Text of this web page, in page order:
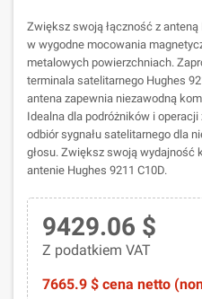
Zwiększ swoją łączność z
w wygodne mocowania
metalowych powierzchniach.
terminala satelitarnego Hughes
antena zapewnia niezawodną
Idealna dla podróżników i
odbiór sygnału satelitarnego dla
głosu. Zwiększ swoją wydajność
antenie Hughes 9211 C10D.
9429.06 $
Z podatkiem VAT
7665.9 $ cena netto